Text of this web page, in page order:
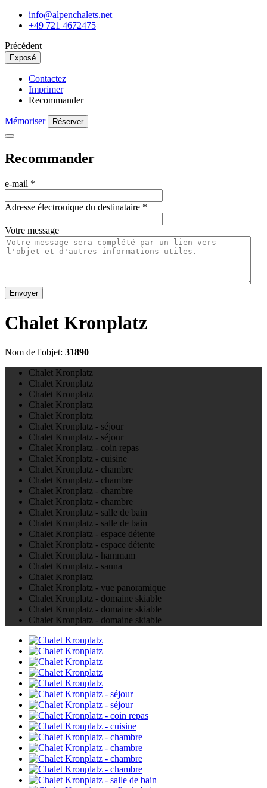
info@alpenchalets.net
+49 721 4672475
Précédent
Exposé
Contactez
Imprimer
Recommander
Mémoriser Réserver
Recommander
e-mail *
Adresse électronique du destinataire *
Votre message
Envoyer
Chalet Kronplatz
Nom de l'objet: 31890
Chalet Kronplatz
Chalet Kronplatz
Chalet Kronplatz
Chalet Kronplatz
Chalet Kronplatz
Chalet Kronplatz - séjour
Chalet Kronplatz - séjour
Chalet Kronplatz - coin repas
Chalet Kronplatz - cuisine
Chalet Kronplatz - chambre
Chalet Kronplatz - chambre
Chalet Kronplatz - chambre
Chalet Kronplatz - chambre
Chalet Kronplatz - salle de bain
Chalet Kronplatz - salle de bain
Chalet Kronplatz - espace détente
Chalet Kronplatz - espace détente
Chalet Kronplatz - hammam
Chalet Kronplatz - sauna
Chalet Kronplatz
Chalet Kronplatz - vue panoramique
Chalet Kronplatz - domaine skiable
Chalet Kronplatz - domaine skiable
Chalet Kronplatz - domaine skiable